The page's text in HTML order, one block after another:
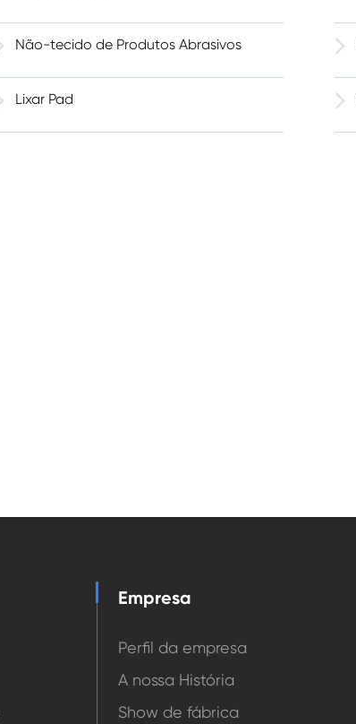
Não-tecido de Produtos Abrasivos
Lixar Pad
Empresa
Perfil da empresa
A nossa História
Show de fábrica